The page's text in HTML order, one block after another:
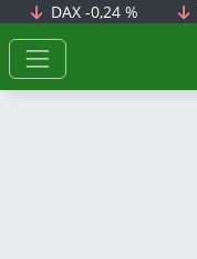
DAX -0,24 %